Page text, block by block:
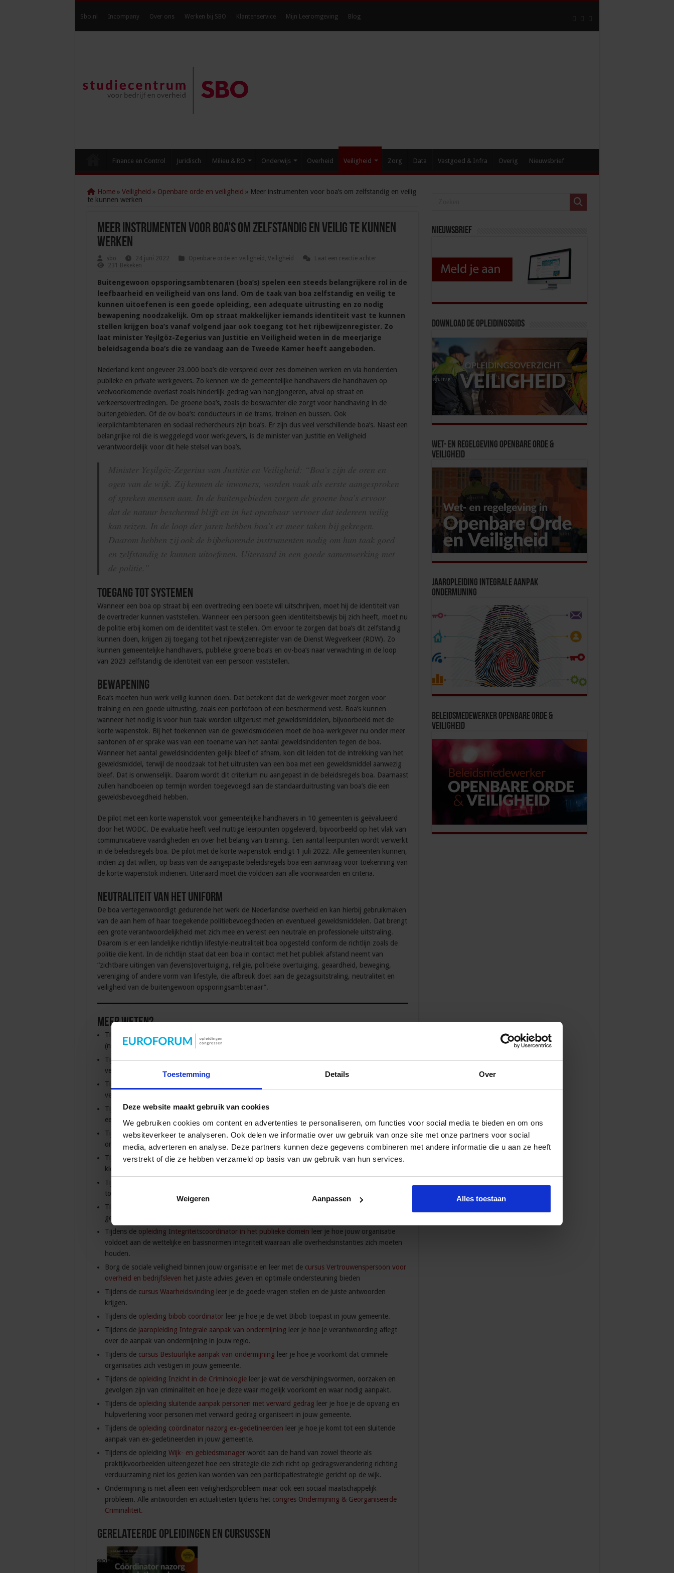
Toestemming Details Over
Deze website maakt gebruik van cookies
We gebruiken cookies om content en advertenties te personaliseren, om functies voor social media te bieden en om ons
websiteverkeer te analyseren. Ook delen we informatie over uw gebruik van onze site met onze partners voor social
media, adverteren en analyse. Deze partners kunnen deze gegevens combineren met andere informatie die u aan ze heeft
verstrekt of die ze hebben verzameld op basis van uw gebruik van hun services.
Weigeren Aanpassen Alles toestaan
Sbo.nl Incompany Over ons Werken bij SBO Klantenservice Mijn Leeromgeving Blog
Finance en Control Juridisch Milieu & RO Onderwijs Overheid Veiligheid Zorg Data Vastgoed & Infra Overig Nieuwsbrief
Home » Veiligheid » Openbare orde en veiligheid » Meer instrumenten voor boa’s om zelfstandig en veilig
te kunnen werken
Meer instrumenten voor boa’s om zelfstandig en veilig te kunnen
werken
sbo 24 juni 2022 Openbare orde en veiligheid , Veiligheid
Laat een reactie achter
231 Bekeken
Buitengewoon opsporingsambtenaren (boa’s) spelen een steeds belangrijkere rol in de
leefbaarheid en veiligheid van ons land. Om de taak van boa zelfstandig en veilig te
kunnen uitoefenen is een goede opleiding, een adequate uitrusting en zo nodig
bewapening noodzakelijk. Om op straat makkelijker iemands identiteit vast te kunnen
stellen krijgen boa’s vanaf volgend jaar ook toegang tot het rijbewijzenregister. Zo
laat minister Yeşilgöz-Zegerius van Justitie en Veiligheid weten in de meerjarige
beleidsagenda boa’s die ze vandaag aan de Tweede Kamer heeft aangeboden.
Nederland kent ongeveer 23.000 boa’s die verspreid over zes domeinen werken en via honderden
publieke en private werkgevers. Zo kennen we de gemeentelijke handhavers die handhaven op
veelvoorkomende overlast zoals hinderlijk gedrag van hangjongeren, afval op straat en
verkeersovertredingen. De groene boa’s, zoals de boswachter die zorgt voor handhaving in de
buitengebieden. Of de ov-boa’s: conducteurs in de trams, treinen en bussen. Ook
leerplichtambtenaren en sociaal rechercheurs zijn boa’s. Er zijn dus veel verschillende boa’s. Naast een
belangrijke rol die is weggelegd voor werkgevers, is de minister van Justitie en Veiligheid
verantwoordelijk voor dit hele stelsel van boa’s.
Minister Yeşilgöz-Zegerius van Justitie en Veiligheid: “Boa’s zijn de oren en
ogen van de wijk. Zij kennen de inwoners, worden vaak als eerste aangesproken
of spreken mensen aan. In de buitengebieden zorgen de groene boa’s ervoor
dat de natuur beschermd blijft en in het openbaar vervoer dat iedereen veilig
kan reizen. In de loop der jaren hebben boa’s er meer taken bij gekregen.
Daarom hebben zij ook de bijbehorende instrumenten nodig om hun taak goed
en zelfstandig te kunnen uitoefenen. Uiteraard in een goede samenwerking met
de politie.”
Toegang tot systemen
Wanneer een boa op straat bij een overtreding een boete wil uitschrijven, moet hij de identiteit van
de overtreder kunnen vaststellen. Wanneer een persoon geen identiteitsbewijs bij zich heeft, moet nu
de politie erbij komen om de identiteit vast te stellen. Om ervoor te zorgen dat boa’s dit zelfstandig
kunnen doen, krijgen zij toegang tot het rijbewijzenregister van de Dienst Wegverkeer (RDW). Zo
kunnen gemeentelijke handhavers, publieke groene boa’s en ov-boa’s naar verwachting in de loop
van 2023 zelfstandig de identiteit van een persoon vaststellen.
Bewapening
Boa’s moeten hun werk veilig kunnen doen. Dat betekent dat de werkgever moet zorgen voor
training en een goede uitrusting, zoals een portofoon of een beschermend vest. Boa’s kunnen
wanneer het nodig is voor hun taak worden uitgerust met geweldsmiddelen, bijvoorbeeld met de
korte wapenstok. Bij het toekennen van de geweldsmiddelen moet de boa-werkgever nu onder meer
aantonen of er sprake was van een toename van het aantal geweldsincidenten tegen de boa.
Wanneer het aantal geweldsincidenten gelijk bleef of afnam, kon dit leiden tot de intrekking van het
geweldsmiddel, terwijl de noodzaak tot het uitrusten van een boa met een geweldsmiddel aanwezig
bleef. Dat is onwenselijk. Daarom wordt dit criterium nu aangepast in de beleidsregels boa. Daarnaast
zullen handboeien op termijn worden toegevoegd aan de standaarduitrusting van boa’s die een
geweldsbevoegdheid hebben.
De pilot met een korte wapenstok voor gemeentelijke handhavers in 10 gemeenten is geëvalueerd
door het WODC. De evaluatie heeft veel nuttige leerpunten opgeleverd, bijvoorbeeld op het vlak van
communicatieve vaardigheden en over het belang van training. Een aantal leerpunten wordt verwerkt
in de beleidsregels boa. De pilot met de korte wapenstok eindigt 1 juli 2022. Alle gemeenten kunnen,
indien zij dat willen, op basis van de aangepaste beleidsregels boa een aanvraag voor toekenning van
de korte wapenstok indienen. Uiteraard moet die voldoen aan alle voorwaarden en criteria.
Neutraliteit van het uniform
De boa vertegenwoordigt gedurende het werk de Nederlandse overheid en kan hierbij gebruikmaken
van de aan hem of haar toegekende politiebevoegdheden en eventueel geweldsmiddelen. Dat brengt
een grote verantwoordelijkheid met zich mee en vereist een neutrale en professionele uitstraling.
Daarom is er een landelijke richtlijn lifestyle-neutraliteit boa opgesteld conform de richtlijn zoals de
politie die kent. In de richtlijn staat dat een boa in contact met het publiek afstand neemt van
“zichtbare uitingen van (levens)overtuiging, religie, politieke overtuiging, geaardheid, beweging,
vereniging of andere vorm van lifestyle, die afbreuk doet aan de gezagsuitstraling, neutraliteit en
veiligheid van de buitengewoon opsporingsambtenaar”.
Meer weten?
Tijdens de cursus Wet- en regelgeving in Openbare Orde en Veiligheid
(nieuwe) wetten op openbare orde en veiligheid betekenen voor jouw uitvoeringspraktijk.
Tijdens deopleiding Beleidsmedewerker Openbare Orde en Veiligheidleer je een lokaal integraal
veiligheidsbeleid opstellen voor jouw gemeente.
Tijdens de
veiligheidsvraagstukken in een politiek-bestuurlijke omgeving
Tijdens decursus Aanpak complexe woonoverlastleer je woongenot terugbrengen en werk je aan
een duurzame oplossing voor de overlastgever.
Tijdens decursus Open bronnenonderzoekleer je alle facetten van open bronnenonderzoek; van
onderzoeksvraag tot rapportage.
Tijdens demasterclasstour Openbare Orde en Veiligheidbouw je je eigen programma door te
kiezen uit 10 OOV-thema’s die passen bij jouw actuele vraagstukken.
Tijdens de
tot een preventieve integrale aanpak te komen.
Tijdens de
gebieden transformeren naar een veilige en leefbare omgeving.
Tijdens de opleiding Integriteitscoordinator in het publieke domein leer je hoe jouw organisatie
voldoet aan de wettelijke en basisnormen integriteit waaraan alle overheidsinstanties zich moeten
houden.
Borg de sociale veiligheid binnen jouw organisatie en leer met de cursus Vertrouwenspersoon voor
overheid en bedrijfsleven het juiste advies geven en optimale ondersteuning bieden
Tijdens de cursus Waarheidsvinding leer je de goede vragen stellen en de juiste antwoorden
krijgen.
Tijdens de opleiding bibob coördinatorleer je hoe je de wet Bibob toepast in jouw gemeente.
Tijdens de jaaropleiding Integrale aanpak van ondermijning leer je hoe je verantwoording aflegt
over de aanpak van ondermijning in jouw regio.
Tijdens de cursus Bestuurlijke aanpak van ondermijning leer je hoe je voorkomt dat criminele
organisaties zich vestigen in jouw gemeente.
Tijdens de opleiding Inzicht in de Criminologieleer je wat de verschijningsvormen, oorzaken en
gevolgen zijn van criminaliteit en hoe je deze waar mogelijk voorkomt en waar nodig aanpakt.
Tijdens de opleiding sluitende aanpak personen met verward gedrag leer je hoe je de opvang en
hulpverlening voor personen met verward gedrag organiseert in jouw gemeente.
Tijdens de opleiding coördinator nazorg ex-gedetineerden leer je hoe je komt tot een sluitende
aanpak van ex-gedetineerden in jouw gemeente.
Tijdens de opleiding Wijk- en gebiedsmanagerwordt aan de hand van zowel theorie als
praktijkvoorbeelden uiteengezet hoe een strategie die zich richt op gedragsverandering richting
verduurzaming niet los gezien kan worden van een participatiestrategie gericht op de wijk.
Ondermijning is niet alleen een veiligheidsprobleem maar ook een sociaal maatschappelijk
probleem. Alle antwoorden en actualiteiten tijdens het congres Ondermijning & Georganiseerde
Criminaliteit.
Gerelateerde Opleidingen en Cursussen
Nieuwsbrief
Download de opleidingsgids
Wet- en Regelgeving Openbare Orde &
Veiligheid
Jaaropleiding Integrale Aanpak
Ondermijning
Beleidsmedewerker Openbare Orde &
Veiligheid